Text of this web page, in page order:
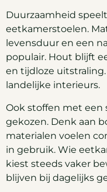
Duurzaamheid
eetkamerstoelen.
levensduur en een
populair. Hout blijft
en tijdloze
landelijke interieurs.
Ook stoffen met
gekozen. Denk aan
materialen voelen
in gebruik. Wie
kiest steeds vaker
blijven bij dagelijks